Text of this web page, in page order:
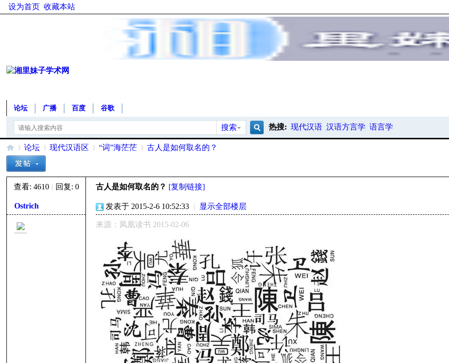
设为首页 收藏本站
论坛 广播 百度 谷歌
搜索 热搜: 现代汉语 汉语方言学 语言学
湘»
论坛
›
现代汉语区 “词”海茫茫
›
古人是如何取名的？
查看: 4610 | 回复: 0 古人是如何取名的？ [复制链接]
Ostrich 发表于 2015-2-6 10:52:33 | 显示全部楼层
来源：凤凰读书 2015-02-06